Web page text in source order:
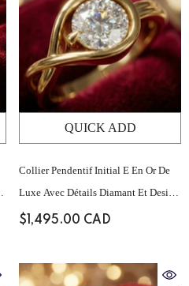
QUICK ADD
Collier Pendentif Initial E En Or De
Luxe Avec Détails Diamant Et Design
Minimaliste Épuré
$1,495.00 CAD